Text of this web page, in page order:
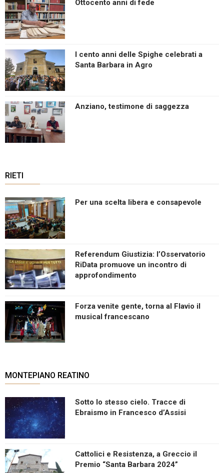
Ottocento anni di fede
I cento anni delle Spighe celebrati a
Santa Barbara in Agro
Anziano, testimone di saggezza
RIETI
Per una scelta libera e consapevole
Referendum Giustizia: l’Osservatorio
RiData promuove un incontro di
approfondimento
Forza venite gente, torna al Flavio il
musical francescano
MONTEPIANO REATINO
Sotto lo stesso cielo. Tracce di
Ebraismo in Francesco d’Assisi
Cattolici e Resistenza, a Greccio il
Premio “Santa Barbara 2024”